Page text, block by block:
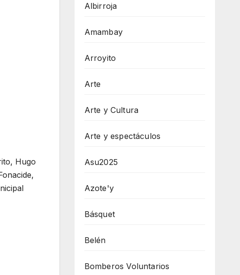
Hugo
Albirroja
Amambay
Arroyito
Arte
Arte y Cultura
Arte y espectáculos
Asu2025
Azote'y
Básquet
Belén
Bomberos Voluntarios